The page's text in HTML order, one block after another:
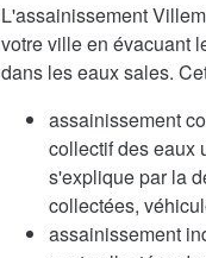
L'assainissement
votre ville en évacuant
dans les eaux sales.
assainissement
collectif des eaux
s'explique par la
collectées,
assainissement